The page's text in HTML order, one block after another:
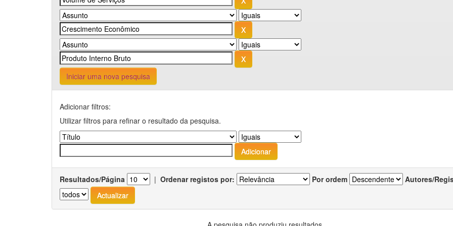
Iniciar uma nova pesquisa
Adicionar filtros:
Utilizar filtros para refinar o resultado da pesquisa.
Resultados/Página | Ordenar registos por: Por ordem Autores/